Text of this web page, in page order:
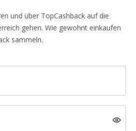
und über TopCashback auf die
gehen. Wie gewohnt einkaufen
sammeln.